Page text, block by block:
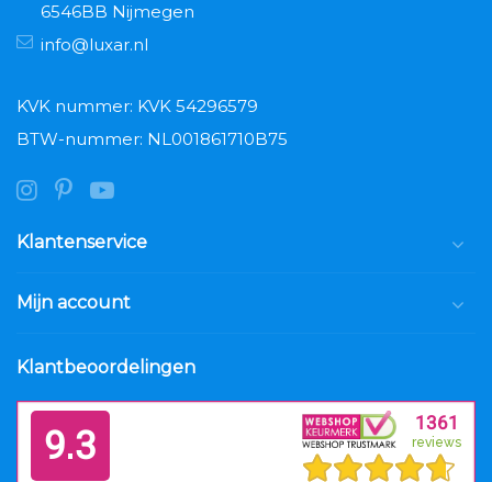
6546BB Nijmegen
info@luxar.nl
KVK nummer: KVK 54296579
BTW-nummer: NL001861710B75
Klantenservice
Mijn account
Klantbeoordelingen